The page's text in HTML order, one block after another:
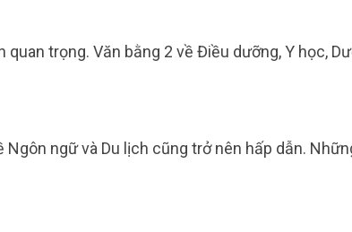
trọng. Văn bằng 2 về Điều dưỡng, Y học,
ngữ và Du lịch cũng trở nên hấp dẫn.